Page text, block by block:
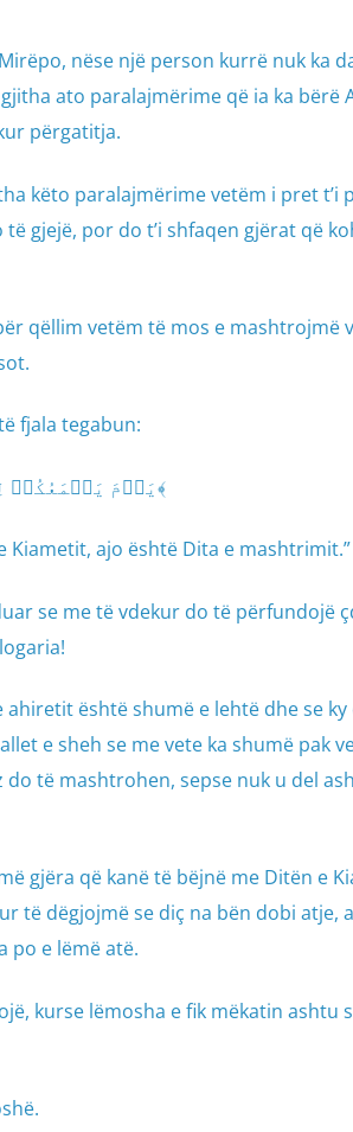
nëse një person kurrë nuk ka
ato paralajmërime që ia ka bërë
përgatitja.
këto paralajmërime vetëm i pret t’i
gjejë, por do t’i shfaqen gjërat që
qëllim vetëm të mos e mashtrojmë
fjala tegabun:
﴿يَوۡمَ يَجۡمَعُكُمۡ لِيَوۡمِ ٱلۡجَمۡعِۖ ذَٰلِكَ يَوۡمُ ٱلتَّغَابُنِۗ ٩﴾
Kiametit, ajo është Dita e mashtrimit.”
se me të vdekur do të përfundojë
është shumë e lehtë dhe se
e sheh se me vete ka shumë pak
të mashtrohen, sepse nuk u del
gjëra që kanë të bëjnë me Ditën e
të dëgjojmë se diç na bën dobi atje,
po e lëmë atë.
kurse lëmosha e fik mëkatin ashtu